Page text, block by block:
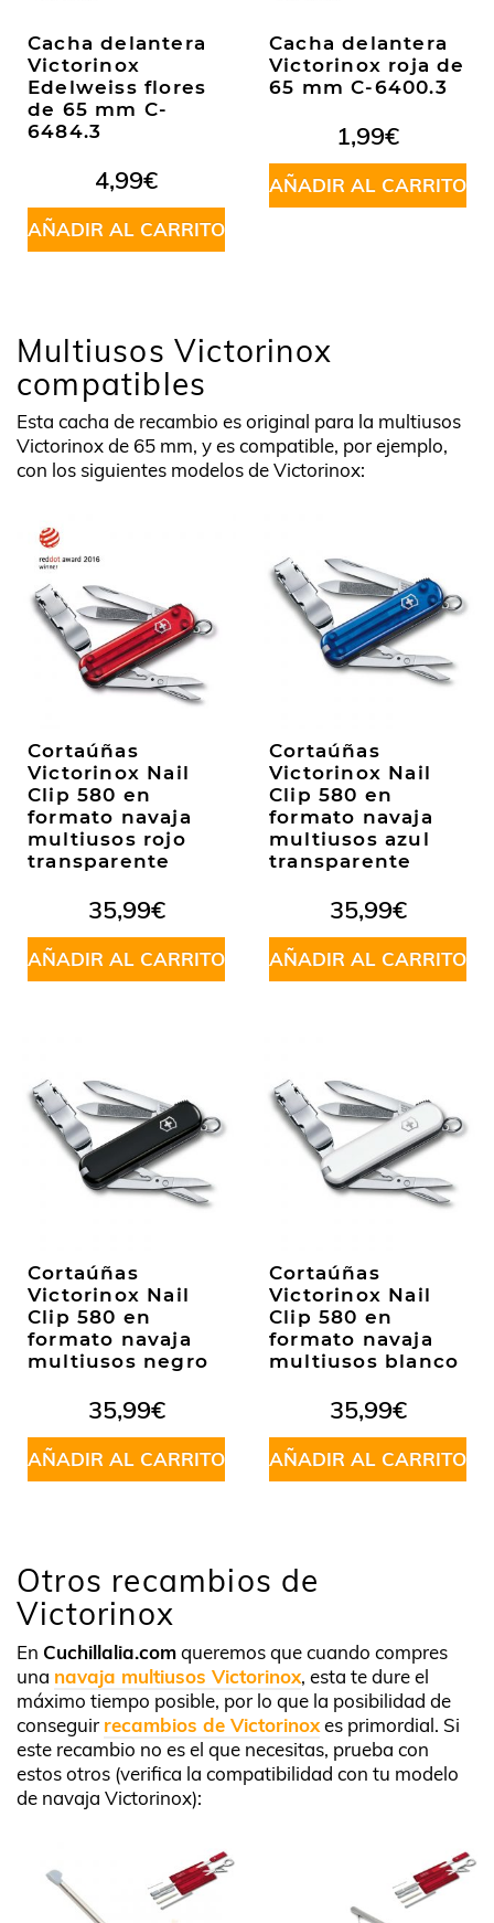
Cacha delantera
Victorinox
Edelweiss flores
de 65 mm C-
6484.3
4,99€
AÑADIR AL CARRITO
Cacha delantera
Victorinox roja de
65 mm C-6400.3
1,99€
AÑADIR AL CARRITO
Multiusos Victorinox
compatibles
Esta cacha de recambio es original para la multiusos
Victorinox de 65 mm, y es compatible, por ejemplo,
con los siguientes modelos de Victorinox:
Cortaúñas
Victorinox Nail
Clip 580 en
formato navaja
multiusos rojo
transparente
35,99€
AÑADIR AL CARRITO
Cortaúñas
Victorinox Nail
Clip 580 en
formato navaja
multiusos azul
transparente
35,99€
AÑADIR AL CARRITO
Cortaúñas
Victorinox Nail
Clip 580 en
formato navaja
multiusos negro
35,99€
AÑADIR AL CARRITO
Cortaúñas
Victorinox Nail
Clip 580 en
formato navaja
multiusos blanco
35,99€
AÑADIR AL CARRITO
Otros recambios de
Victorinox
En Cuchillalia.comqueremos que cuando compres
una navaja multiusos Victorinox, esta te dure el
máximo tiempo posible, por lo que la posibilidad de
conseguir recambios de Victorinoxes primordial. Si
este recambio no es el que necesitas, prueba con
estos otros (verifica la compatibilidad con tu modelo
de navaja Victorinox):